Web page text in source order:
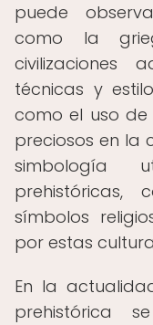
puede
como la
civilizaciones
técnicas y
como el uso
preciosos en la
simbología
símbolos
por estas
En la
prehistórica